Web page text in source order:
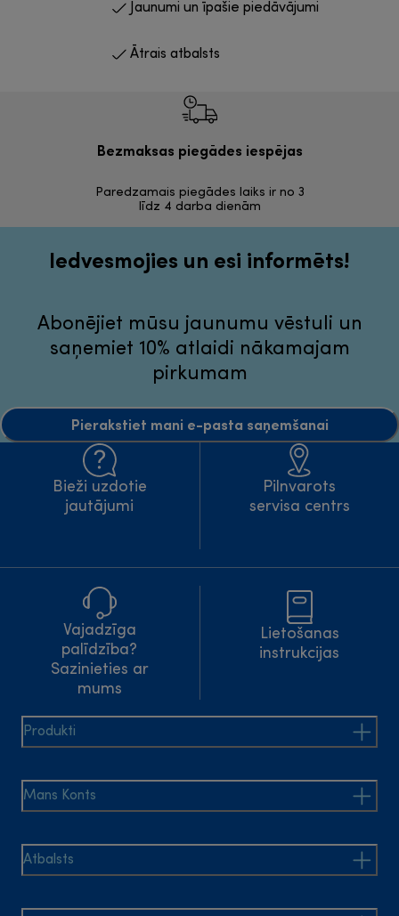
Jaunumi un īpašie piedāvājumi
Ātrais atbalsts
Bezmaksas piegādes iespējas
Paredzamais piegādes laiks ir no 3
līdz 4 darba dienām
Iedvesmojies un esi informēts!
Abonējiet mūsu jaunumu vēstuli un
saņemiet 10% atlaidi nākamajam
pirkumam
Pierakstiet mani e-pasta saņemšanai
Bieži uzdotie
jautājumi
Pilnvarots
servisa centrs
Vajadzīga
palīdzība?
Sazinieties ar
mums
Lietošanas
instrukcijas
Produkti
Mans Konts
Atbalsts